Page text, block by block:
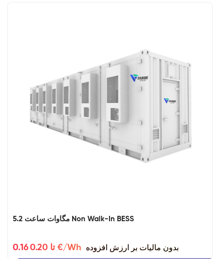
5.2 مگاوات ساعت Non Walk-In BESS
0.16 تا 0.20 €/Wh بدون مالیات بر ارزش افزوده